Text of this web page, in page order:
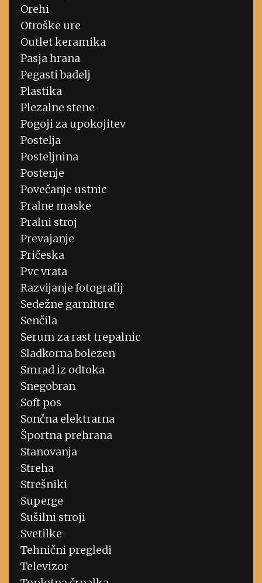
Orehi
Otroške ure
Outlet keramika
Pasja hrana
Pegasti badelj
Plastika
Plezalne stene
Pogoji za upokojitev
Postelja
Posteljnina
Postenje
Povečanje ustnic
Pralne maske
Pralni stroj
Prevajanje
Pričeska
Pvc vrata
Razvijanje fotografij
Sedežne garniture
Senčila
Serum za rast trepalnic
Sladkorna bolezen
Smrad iz odtoka
Snegobran
Soft pos
Sončna elektrarna
Športna prehrana
Stanovanja
Streha
Strešniki
Superge
Sušilni stroji
Svetilke
Tehnični pregledi
Televizor